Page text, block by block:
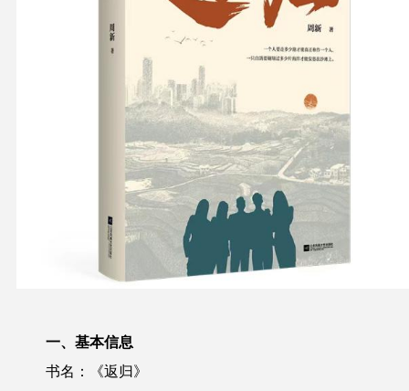
一、基本信息
书名：《返归》